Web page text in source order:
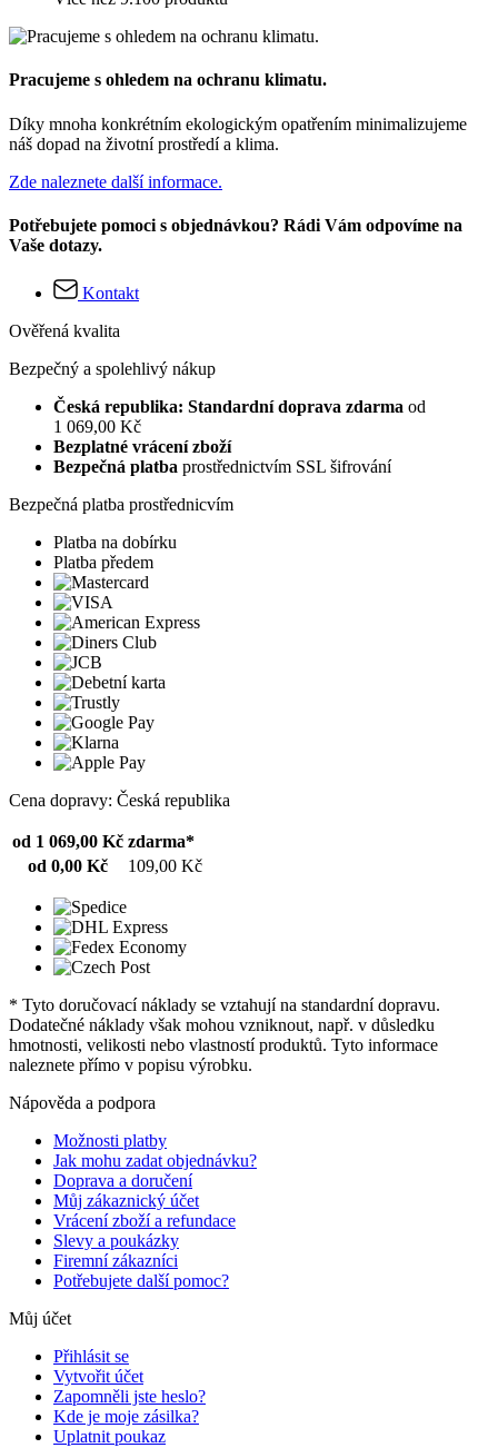
Pracujeme s ohledem na ochranu klimatu.
Díky mnoha konkrétním ekologickým opatřením minimalizujeme
náš dopad na životní prostředí a klima.
Zde naleznete další informace.
Potřebujete pomoci s objednávkou? Rádi Vám odpovíme na
Vaše dotazy.
Kontakt
Ověřená kvalita
Bezpečný a spolehlivý nákup
Česká republika: Standardní doprava zdarma od
1 069,00 Kč
Bezplatné vrácení zboží
Bezpečná platba prostřednictvím SSL šifrování
Bezpečná platba prostřednicvím
Platba na dobírku
Platba předem
Cena dopravy: Česká republika
od 1 069,00 Kč zdarma*
od 0,00 Kč
109,00 Kč
* Tyto doručovací náklady se vztahují na standardní dopravu.
Dodatečné náklady však mohou vzniknout, např. v důsledku
hmotnosti, velikosti nebo vlastností produktů. Tyto informace
naleznete přímo v popisu výrobku.
Nápověda a podpora
Možnosti platby
Jak mohu zadat objednávku?
Doprava a doručení
Můj zákaznický účet
Vrácení zboží a refundace
Slevy a poukázky
Firemní zákazníci
Potřebujete další pomoc?
Můj účet
Přihlásit se
Vytvořit účet
Zapomněli jste heslo?
Kde je moje zásilka?
Uplatnit poukaz